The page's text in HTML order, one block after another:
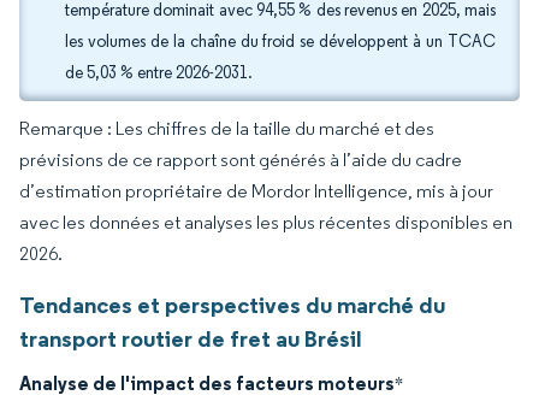
température dominait avec 94,55 % des revenus en 2025, mais
les volumes de la chaîne du froid se développent à un TCAC
de 5,03 % entre 2026-2031.
Remarque : Les chiffres de la taille du marché et des
prévisions de ce rapport sont générés à l’aide du cadre
d’estimation propriétaire de Mordor Intelligence, mis à jour
avec les données et analyses les plus récentes disponibles en
2026.
Tendances et perspectives du marché du
transport routier de fret au Brésil
Analyse de l'impact des facteurs moteurs*